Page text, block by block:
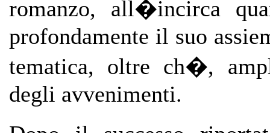
romanzo, all�incirca
profondamente il suo
tematica, oltre ch�,
degli avvenimenti.